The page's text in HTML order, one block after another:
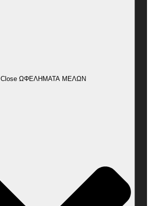
Close ΩΦΕΛΗΜΑΤΑ ΜΕΛΩΝ